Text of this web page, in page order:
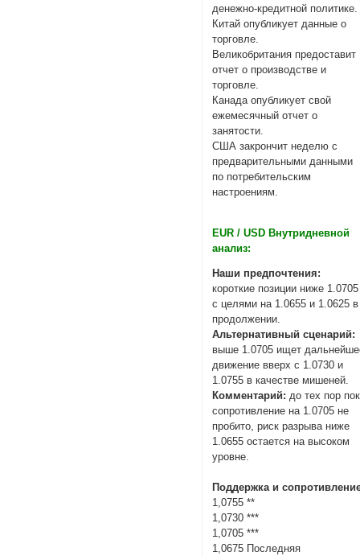
денежно-кредитной политике.
Китай опубликует данные о
торговле.
Великобритания предоставит
отчет о производстве и
торговле.
Канада опубликует свой
ежемесячный отчет о
занятости.
США закрончит неделю с
предварительными данными
по потребительским
настроениям.
EUR / USD Внутридневной
анализ:
Наши предпочтения:
короткие позиции ниже 1.0705
с целями на 1.0655 и 1.0625 в
продолжении.
Альтернативный сценарий:
выше 1.0705 ищет
движение вверх с 1.0730 и
1.0755 в качестве мишеней.
Комментарий: до тех пор
сопротивление на 1.0705 не
пробито, риск разрыва ниже
1.0655 остается на высоком
уровне.
Поддержка и
1,0755 **
1,0730 ***
1,0705 ***
1,0675 Последняя